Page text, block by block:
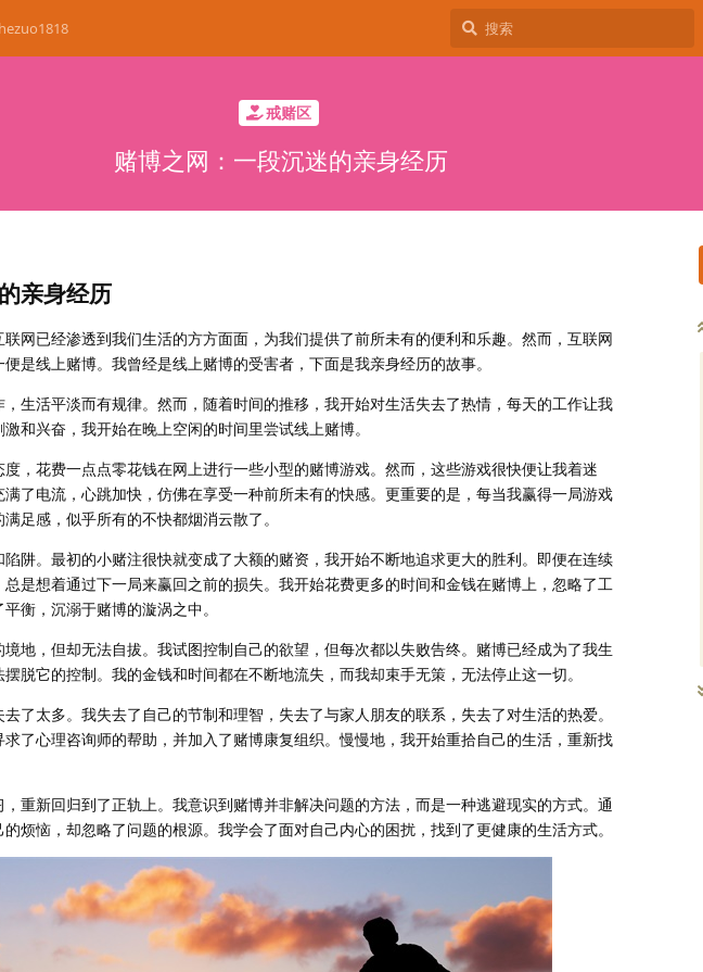
戒赌区
赌博之网：一段沉迷的亲身经历
亲身经历
网已经渗透到我们生活的方方面面，为我们提供了前所未有的便利和乐趣。然而，互联网
是线上赌博。我曾经是线上赌博的受害者，下面是我亲身经历的故事。
生活平淡而有规律。然而，随着时间的推移，我开始对生活失去了热情，每天的工作让我
和兴奋，我开始在晚上空闲的时间里尝试线上赌博。
，花费一点点零花钱在网上进行一些小型的赌博游戏。然而，这些游戏很快便让我着迷
了电流，心跳加快，仿佛在享受一种前所未有的快感。更重要的是，每当我赢得一局游戏
足感，似乎所有的不快都烟消云散了。
阱。最初的小赌注很快就变成了大额的赌资，我开始不断地追求更大的胜利。即便在连续
是想着通过下一局来赢回之前的损失。我开始花费更多的时间和金钱在赌博上，忽略了工
衡，沉溺于赌博的漩涡之中。
地，但却无法自拔。我试图控制自己的欲望，但每次都以失败告终。赌博已经成为了我生
脱它的控制。我的金钱和时间都在不断地流失，而我却束手无策，无法停止这一切。
了太多。我失去了自己的节制和理智，失去了与家人朋友的联系，失去了对生活的热爱。
了心理咨询师的帮助，并加入了赌博康复组织。慢慢地，我开始重拾自己的生活，重新找
重新回归到了正轨上。我意识到赌博并非解决问题的方法，而是一种逃避现实的方式。通
烦恼，却忽略了问题的根源。我学会了面对自己内心的困扰，找到了更健康的生活方式。